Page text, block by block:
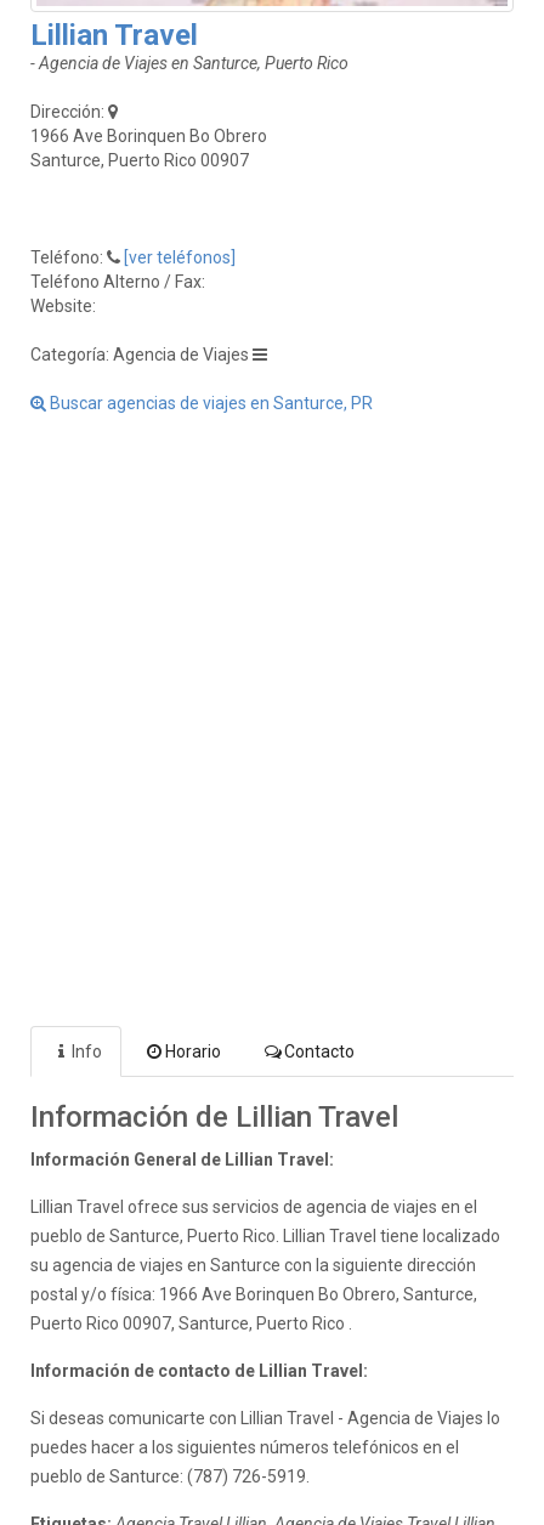
Lillian Travel
- Agencia de Viajes en Santurce, Puerto Rico
Dirección:
1966 Ave Borinquen Bo Obrero
Santurce, Puerto Rico 00907
Teléfono:
[ver teléfonos]
Teléfono Alterno / Fax:
Website:
Categoría: Agencia de Viajes
Buscar agencias de viajes en Santurce, PR
Info Horario Contacto
Información de Lillian Travel
Información General de Lillian Travel:
Lillian Travel ofrece sus servicios de agencia de viajes en el
pueblo de Santurce, Puerto Rico. Lillian Travel tiene localizado
su agencia de viajes en Santurce con la siguiente dirección
postal y/o física: 1966 Ave Borinquen Bo Obrero, Santurce,
Puerto Rico 00907, Santurce, Puerto Rico .
Información de contacto de Lillian Travel:
Si deseas comunicarte con Lillian Travel - Agencia de Viajes lo
puedes hacer a los siguientes números telefónicos en el
pueblo de Santurce: (787) 726-5919.